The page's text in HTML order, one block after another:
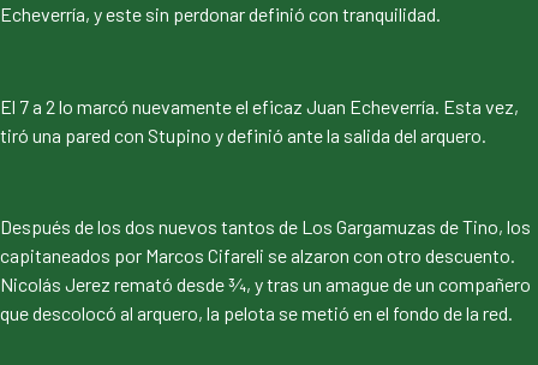
Echeverría, y este sin perdonar definió con tranquilidad.
El 7 a 2 lo marcó nuevamente el eficaz Juan Echeverría. Esta vez,
tiró una pared con Stupino y definió ante la salida del arquero.
Después de los dos nuevos tantos de Los Gargamuzas de Tino, los
capitaneados por Marcos Cifareli se alzaron con otro descuento.
Nicolás Jerez remató desde ¾, y tras un amague de un compañero
que descolocó al arquero, la pelota se metió en el fondo de la red.